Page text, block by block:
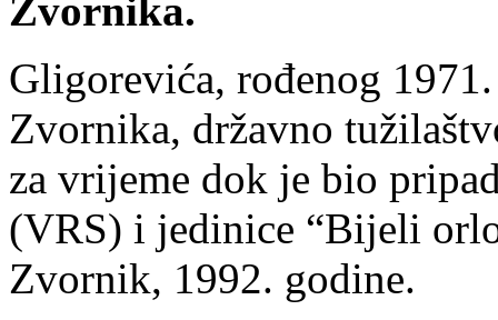
Zvornika.
Gligorevića, rođenog
Zvornika, državno
za vrijeme dok je bio
(VRS) i jedinice “Bijeli
Zvornik, 1992. godine.